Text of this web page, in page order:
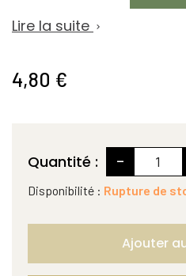
Lire la suite 
4,80 €
Quantité : -
Disponibilité : Rupture de
Ajouter